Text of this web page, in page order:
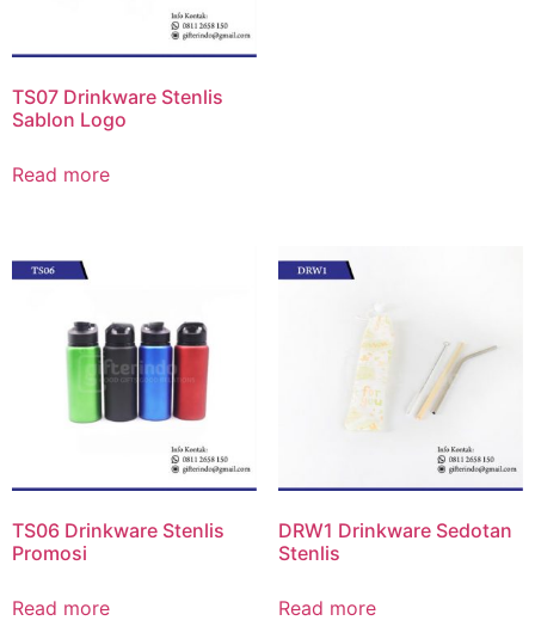
TS07 Drinkware Stenlis
Sablon Logo
Read more
TS06 Drinkware Stenlis
Promosi
Read more
DRW1 Drinkware Sedotan
Stenlis
Read more